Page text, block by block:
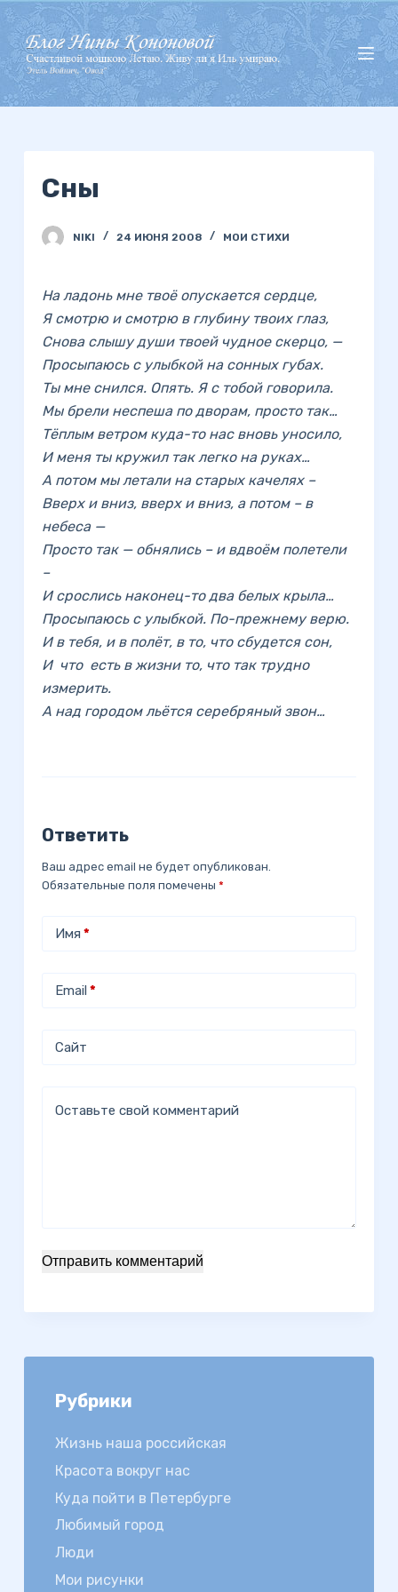
П
е
р
е
й
Сны
NIKI 24 ИЮНЯ 2008 МОИ СТИХИ
На ладонь мне твоё опускается сердце,
Я смотрю и смотрю в глубину твоих глаз,
Снова слышу души твоей чудное скерцо, —
Просыпаюсь с улыбкой на сонных губах.
Ты мне снился. Опять. Я с тобой говорила.
Мы брели неспеша по дворам, просто так…
Тёплым ветром куда-то нас вновь уносило,
И меня ты кружил так легко на руках…
А потом мы летали на старых качелях –
Вверх и вниз, вверх и вниз, а потом – в
небеса —
Просто так — обнялись – и вдвоём полетели
–
И срослись наконец-то два белых крыла…
Просыпаюсь с улыбкой. По-прежнему верю.
И в тебя, и в полёт, в то, что сбудется сон,
И что есть в жизни то, что так трудно
измерить.
А над городом льётся серебряный звон…
Ответить
Ваш адрес email не будет опубликован.
Обязательные поля помечены *
Имя *
Email*
Сайт
Оставьте свой комментарий
Отправить комментарий
Рубрики
Жизнь наша российская
Красота вокруг нас
Куда пойти в Петербурге
Любимый город
Люди
Мои рисунки